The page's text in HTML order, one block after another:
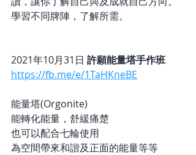
學習不同牌陣，了解所需。
2021年10月31日 許願能量塔手作班
https://fb.me/e/1TaHKneBE
能量塔(Orgonite)
能轉化能量，舒緩痛楚
也可以配合七輪使用
為空間帶來和諧及正面的能量等等